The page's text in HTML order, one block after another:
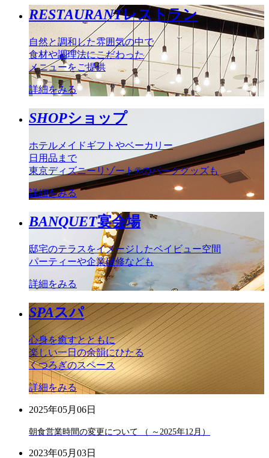
RESTAURANTレストラン
自然と調和した雰囲気の中で
食材や調理法にこだわった
メニューをご提供
詳細をみる
SHOPショップ
ホテルメイドギフトやベーカリー
日用品まで
東京ディズニーリゾート®のパークグッズも
詳細をみる
BANQUET宴会場
邸宅のテラスをイメージしたベイビュー空間
パーティーや企業研修なども
詳細をみる
SPAスパ
心身を癒すとともに
楽しい一日の余韻にひたる
くつろぎのスペース
詳細をみる
2025年05月06日
朝食営業時間の変更について （ ～2025年12月）
2023年05月03日